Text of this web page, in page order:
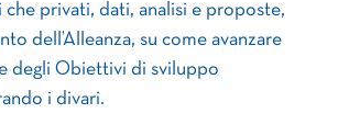
che privati, dati, analisi e proposte,
dell’Alleanza, su come avanzare
degli Obiettivi di sviluppo
i divari.